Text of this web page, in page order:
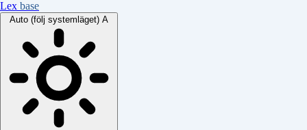
Lex base
Auto (följ systemläget) A